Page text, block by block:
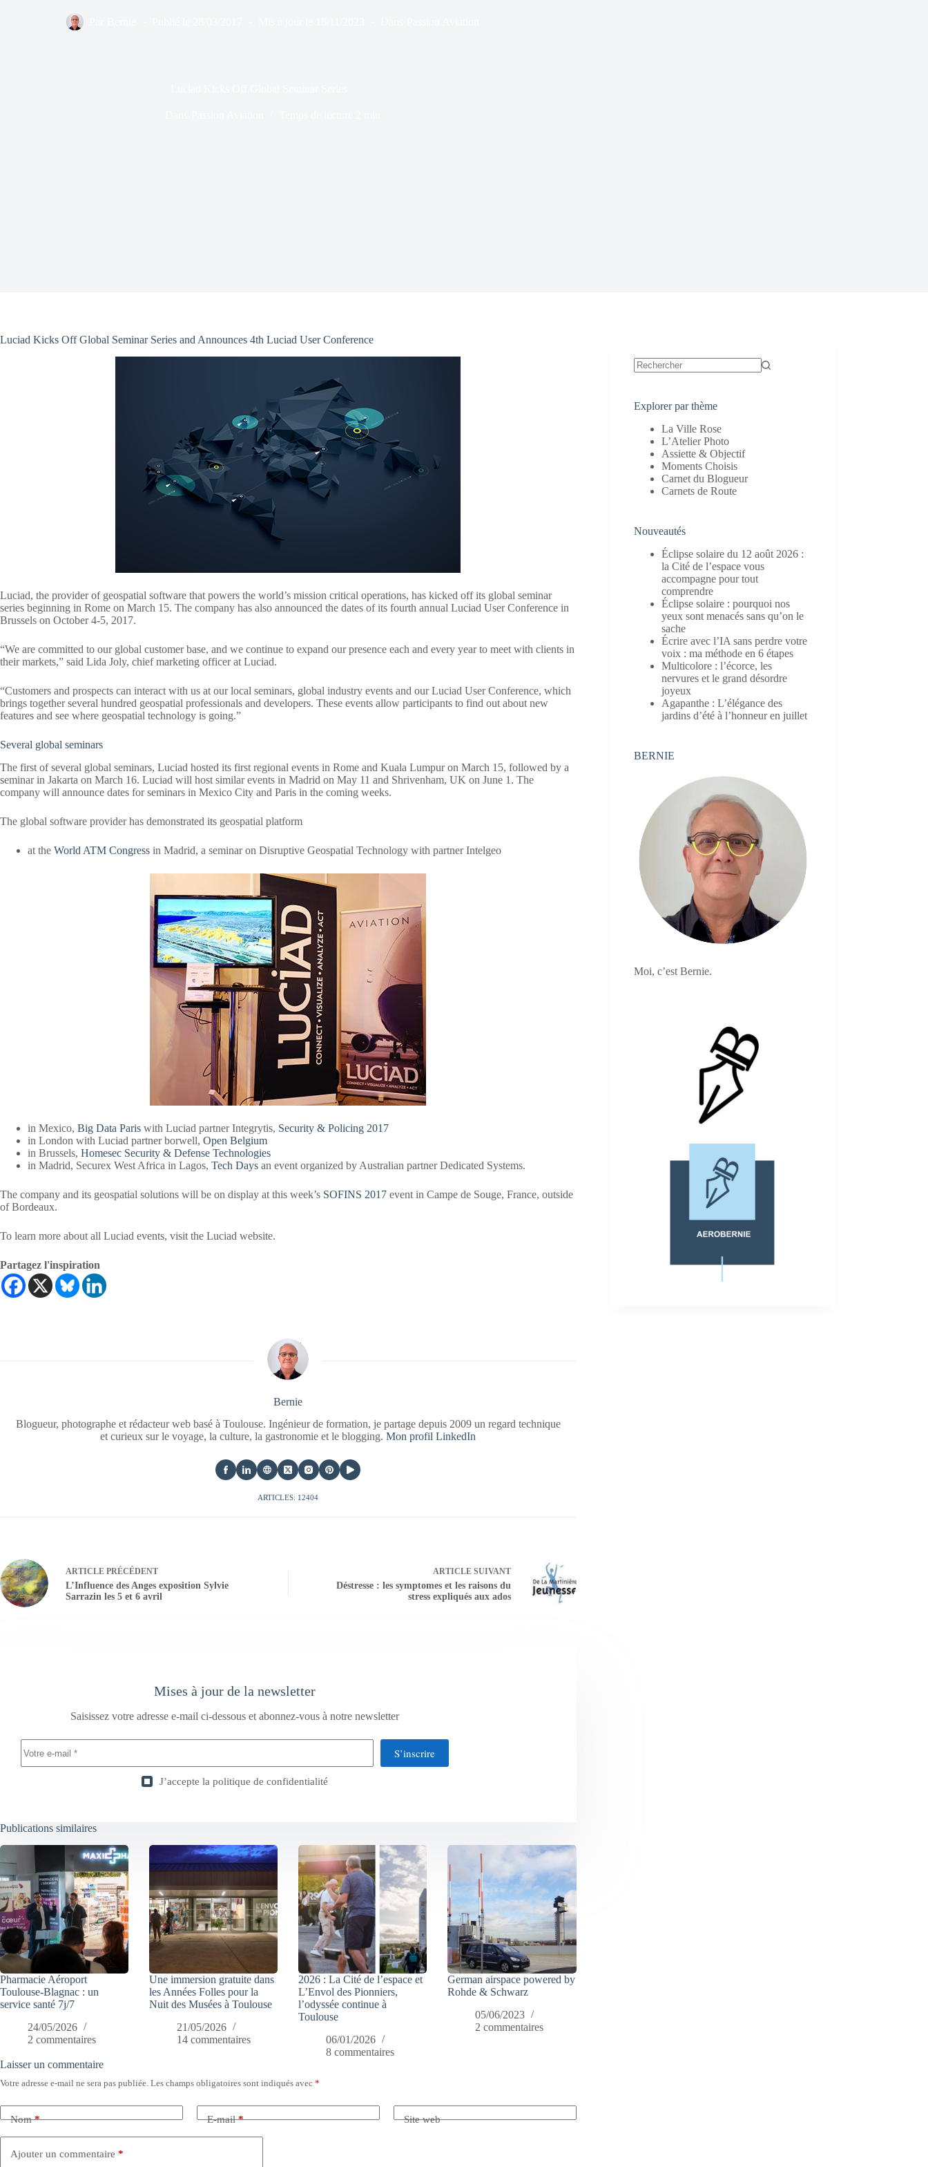
Luciad Kicks Off Global Seminar Series and Announces 4th Luciad User Conference
Luciad, the provider of geospatial software that powers the world’s mission critical operations, has kicked off its global seminar
series beginning in Rome on March 15. The company has also announced the dates of its fourth annual Luciad User Conference in
Brussels on October 4-5, 2017.
“We are committed to our global customer base, and we continue to expand our presence each and every year to meet with clients in
their markets,” said Lida Joly, chief marketing officer at Luciad.
“Customers and prospects can interact with us at our local seminars, global industry events and our Luciad User Conference, which
brings together several hundred geospatial professionals and developers. These events allow participants to find out about new
features and see where geospatial technology is going.”
Several global seminars
The first of several global seminars, Luciad hosted its first regional events in Rome and Kuala Lumpur on March 15, followed by a
seminar in Jakarta on March 16. Luciad will host similar events in Madrid on May 11 and Shrivenham, UK on June 1. The
company will announce dates for seminars in Mexico City and Paris in the coming weeks.
The global software provider has demonstrated its geospatial platform
at the World ATM Congress in Madrid, a seminar on Disruptive Geospatial Technology with partner Intelgeo
in Mexico, Big Data Paris with Luciad partner Integrytis, Security & Policing 2017
in London with Luciad partner borwell, Open Belgium
in Brussels, Homesec Security & Defense Technologies
in Madrid, Securex West Africa in Lagos, Tech Days an event organized by Australian partner Dedicated Systems.
The company and its geospatial solutions will be on display at this week’s SOFINS 2017 event in Campe de Souge, France, outside
of Bordeaux.
To learn more about all Luciad events, visit the Luciad website.
Partagez l'inspiration
Bernie
Blogueur, photographe et rédacteur web basé à Toulouse. Ingénieur de formation, je partage depuis 2009 un regard technique
et curieux sur le voyage, la culture, la gastronomie et le blogging.Mon profil LinkedIn
ARTICLES: 12404
ARTICLE PRÉCÉDENT
L’Influence des Anges exposition Sylvie
Sarrazin les 5 et 6 avril
ARTICLESUIVANT
Déstresse : les symptomes et les raisons du
stress expliqués aux ados
Mises à jour de la newsletter
Saisissez votre adresse e-mail ci-dessous et abonnez-vous à notre newsletter
S’inscrire
J’accepte la politique de confidentialité
Publications similaires
Pharmacie Aéroport
Toulouse-Blagnac : un
service santé 7j/7
24/05/2026
2 commentaires
Une immersion gratuite dans
les Années Folles pour la
Nuit des Musées à Toulouse
21/05/2026
14 commentaires
2026 : La Cité de l’espace et
L’Envol des Pionniers,
l’odyssée continue à
Toulouse
06/01/2026
8 commentaires
German airspace powered by
Rohde & Schwarz
05/06/2023
2 commentaires
Laisser un commentaire
Votre adresse e-mail ne sera pas publiée. Les champs obligatoires sont indiqués avec *
Nom* E-mail* Site web
Ajouter un commentaire *
Explorer par thème
La Ville Rose
L’Atelier Photo
Assiette & Objectif
Moments Choisis
Carnet du Blogueur
Carnets de Route
Nouveautés
Éclipse solaire du 12 août 2026 :
la Cité de l’espace vous
accompagne pour tout
comprendre
Éclipse solaire : pourquoi nos
yeux sont menacés sans qu’on le
sache
Écrire avec l’IA sans perdre votre
voix : ma méthode en 6 étapes
Multicolore : l’écorce, les
nervures et le grand désordre
joyeux
Agapanthe : L’élégance des
jardins d’été à l’honneur en juillet
BERNIE
Moi, c’est Bernie.